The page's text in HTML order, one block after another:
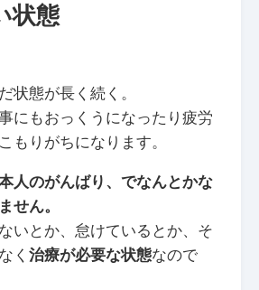
状態
状態が長く続く。
にもおっくうになったり疲労
もりがちになります。
人のがんばり、でなんとかな
せん。
いとか、怠けているとか、そ
く 治療が必要な状態なので